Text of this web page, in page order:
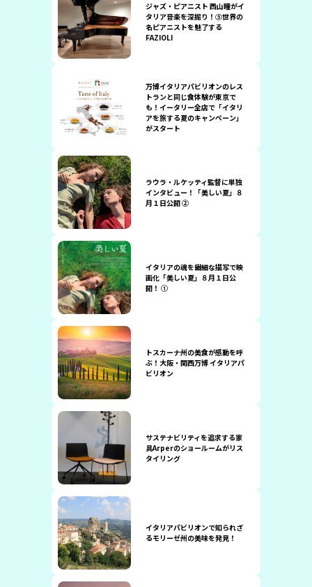
ジャズ・ピアニスト 西山瞳がイ
タリア音楽を深掘り！⑤世界の
名ピアニストを魅了する
FAZIOLI
万博イタリアパビリオンのレス
トランと同じ食体験が東京で
も！イータリー全店で「イタリ
アを旅する夏のキャンペーン」
がスタート
ラウラ・ルケッティ監督に単独
インタビュー！「美しい夏」８
月１日公開 ②
イタリアの魂を繊細な描写で映
画化「美しい夏」８月１日公
開！ ①
トスカーナ州の美食が感動を呼
ぶ！大阪・関西万博 イタリアパ
ビリオン
サステナビリティを追求する家
具Arperのショールームがリス
タイリング
イタリアパビリオンで知られざ
るモリーゼ州の美味を発見！